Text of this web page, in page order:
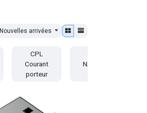
Nouvelles arrivées
CPL
Courant
porteur
NAS